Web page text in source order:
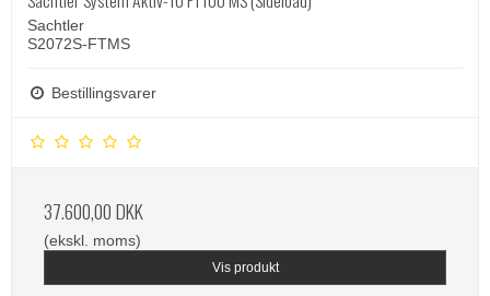
Sachtler
S2072S-FTMS
Bestillingsvarer
37.600,00 DKK
(ekskl. moms)
Vis produkt